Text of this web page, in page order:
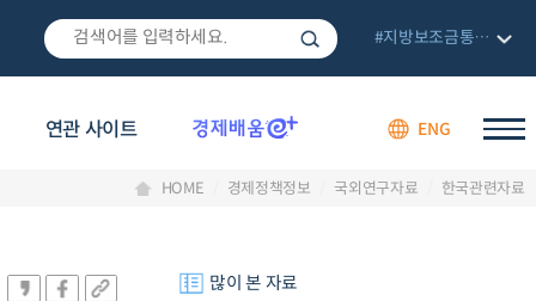
연관 사이트 ENG
#지방보조금통합관리망
HOME 경제정책정보 국외연구자료 한국관련자료
많이 본 자료